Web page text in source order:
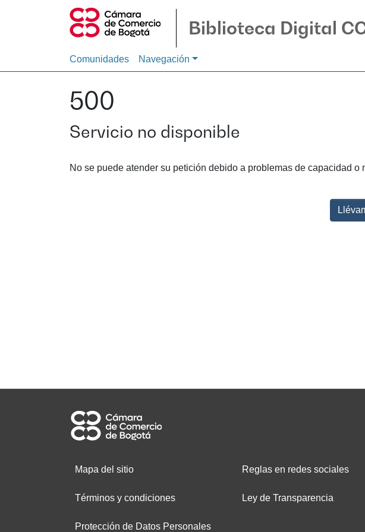
Biblioteca Digital
Comunidades Navegación
500
Servicio no disponible
No se puede atender su petición debido a problemas de capacidad
Mapa del sitio
Términos y condiciones
Protección de Datos Personales
Reglas en redes sociales
Ley de Transparencia